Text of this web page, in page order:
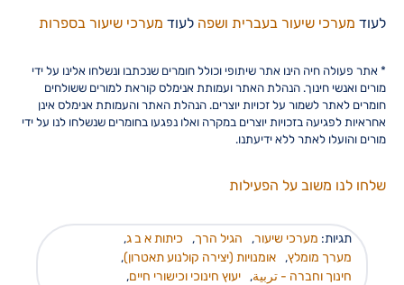
לעוד מערכי שיעור בעברית ושפה לעוד מערכי שיעור בספרות
* אתר פעולה חיה הינו אתר שיתופי וכולל חומרים שנכתבו ונשלחו אלינו על ידי
מורים ואנשי חינוך. הנהלת האתר ועמותת אנימלס קוראת למורים ששולחים
חומרים לאתר לשמור על זכויות יוצרים. הנהלת האתר והעמותת אנימלס אינן
אחראיות לפגיעה בזכויות יוצרים במקרה ואלו נפגעו בחומרים שנשלחו לנו על ידי
מורים והועלו לאתר ללא ידיעתנו.
שלחו לנו משוב על הפעילות
תגיות: מערכי שיעור, הגיל הרך, כיתות א ב ג,
מערך מומלץ, אומנויות (יצירה קולנוע תאטרון),
חינוך וחברה - تربية, יעוץ חינוכי וכישורי חיים,